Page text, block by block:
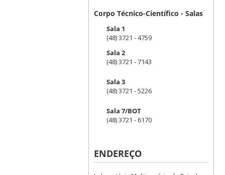
Corpo Técnico-Científico - Salas
Sala 1
(48) 3721 - 4759
Sala 2
(48) 3721 - 7143
Sala 3
(48) 3721 - 5226
Sala 7/BOT
(48) 3721 - 6170
ENDEREÇO